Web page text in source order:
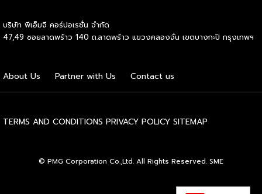
ให้คำปรึกษาด้านการบริหารการเงิน การประมาณการรายรับ-ราย
จ่าย ตลอดจนการจัดการสต๊อกสินค้าอย่างเป็นระบบ ช่วยให้ระบบ
การเงินของร้านมีสภาพคล่องที่ดี เพิ่มโอกาสในการคืนทุนได้เร็ว
ในแวดวงธุรกิจต่อไปได้ไม่ยาก และเหตุผลประการสุดท้ายคือ
การเข้าถึงแหล่งเงินทุนได้ง่ายกว่าธุรกิจทั่วไป สถาบันการเงินส่วน
ใหญ่ให้ความไว้วางใจและอนุมัติสินเชื่อแก่ผู้ขอซื้อแฟรนไชส์ที่เป็น
Top of Mind ของผู้บริโภคจะเป็นฝ่ายได้เปรียบเมื่อสถานการณ์
กลับมาคึกคักอีกครั้ง นี่คือจุดที่เครื่องมือการตลาดเข้ามามี
Optimization ด้วย AI แต่ต้องย้ำว่าเครื่องมือทำหน้าที่ “รับใช้
กลยุทธ์” […]
บริษัท พีเอ็มจี คอร์ปอเรชั่น จำกัด
47,49 ซอยลาดพร้าว 140 ถ.ลาดพร้าว แขวงคลองจั่น เขตบางกะปิ กรุงเทพฯ
About Us Partner with Us Contact us
TERMS AND CONDITIONS PRIVACY POLICY SITEMAP
© PMG Corporation Co.,Ltd. All Rights Reserved. SME